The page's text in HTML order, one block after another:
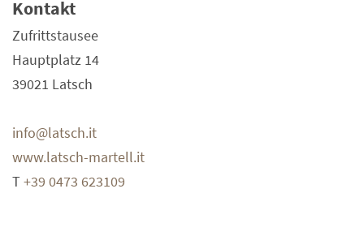
Kontakt
Zufrittstausee
Hauptplatz 14
39021 Latsch
info@latsch.it
www.latsch-martell.it
T+39 0473 623109